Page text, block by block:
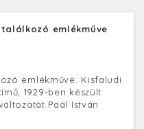
emlékműve
emlékműve. Kisfaludi
1929-ben készült
Paál István